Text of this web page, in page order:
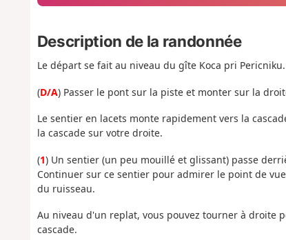
Description de la randonnée
Le départ se fait au niveau du gîte Koca pri
(D/A) Passer le pont sur la piste et monter sur la
Le sentier en lacets monte rapidement vers la
la cascade sur votre droite.
(1) Un sentier (un peu mouillé et glissant) passe
Continuer sur ce sentier pour admirer le point de
du ruisseau.
Au niveau d'un replat, vous pouvez tourner à droite
cascade.